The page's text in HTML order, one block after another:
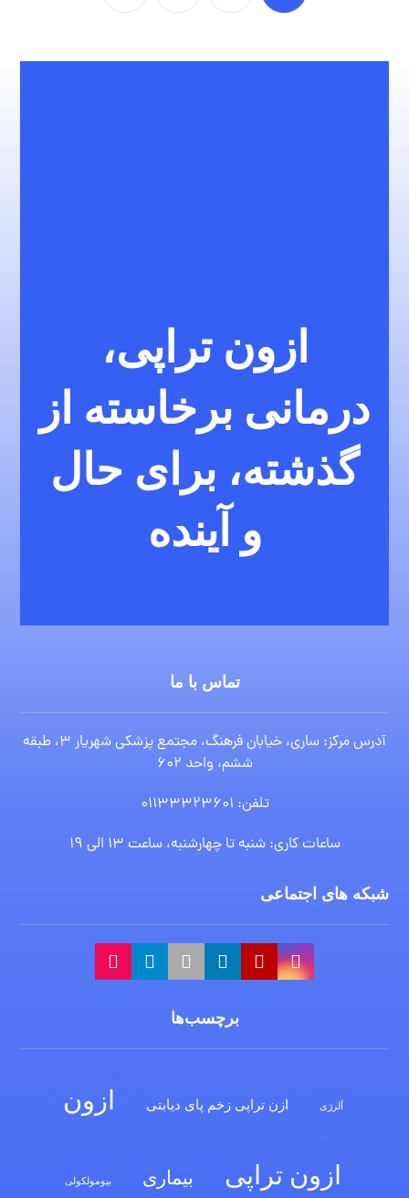
ازون تراپی،
درمانی برخاسته از
گذشته، برای حال
و آینده
تماس با ما
آدرس مرکز: ساری، خیابان فرهنگ، مجتمع پزشکی شهریار ۳، طبقه
ششم، واحد ۶۰۲
تلفن: ۰۱۱۳۳۳۲۳۶۰۱
ساعات کاری: شنبه تا چهارشنبه، ساعت 13 الی 19
شبکه های اجتماعی
برچسب‌ها
آلرژی ازن تراپی زخم پای دیابتی ازون
ازون تراپی بیماری بیومولکولی